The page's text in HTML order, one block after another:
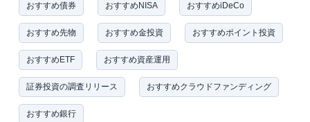
おすすめ債券 おすすめNISA おすすめiDeCo
おすすめ先物 おすすめ金投資 おすすめポイント投資
おすすめETF おすすめ資産運用
証券投資の調査リリース おすすめクラウドファンディング
おすすめ銀行